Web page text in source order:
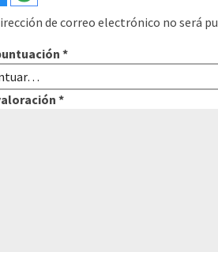
de correo electrónico no será
*
*